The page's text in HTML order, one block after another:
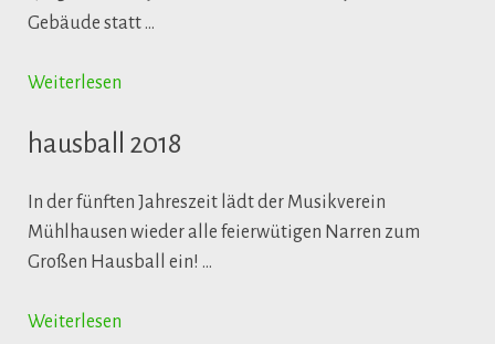
Gebäude statt …
Weiterlesen
hausball 2018
In der fünften Jahreszeit lädt der Musikverein
Mühlhausen wieder alle feierwütigen Narren zum
Großen Hausball ein! …
Weiterlesen